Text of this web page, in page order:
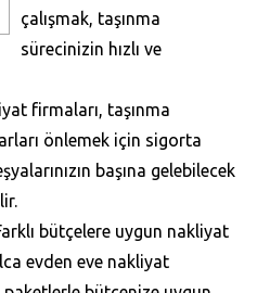
çalışmak, taşınma
sürecinizin hızlı ve
firmaları, taşınma
önlemek için sigorta
başına gelebilecek
bütçelere uygun nakliyat
evden eve nakliyat